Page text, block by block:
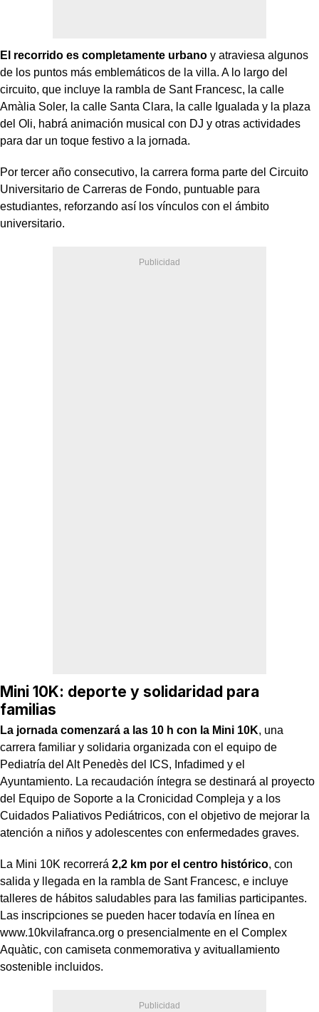
El recorrido es completamente urbano y atraviesa algunos
de los puntos más emblemáticos de la villa. A lo largo del
circuito, que incluye la rambla de Sant Francesc, la calle
Amàlia Soler, la calle Santa Clara, la calle Igualada y la plaza
del Oli, habrá animación musical con DJ y otras actividades
para dar un toque festivo a la jornada.
Por tercer año consecutivo, la carrera forma parte del Circuito
Universitario de Carreras de Fondo, puntuable para
estudiantes, reforzando así los vínculos con el ámbito
universitario.
Mini 10K: deporte y solidaridad para
familias
La jornada comenzará a las 10 h con la Mini 10K, una
carrera familiar y solidaria organizada con el equipo de
Pediatría del Alt Penedès del ICS, Infadimed y el
Ayuntamiento. La recaudación íntegra se destinará al proyecto
del Equipo de Soporte a la Cronicidad Compleja y a los
Cuidados Paliativos Pediátricos, con el objetivo de mejorar la
atención a niños y adolescentes con enfermedades graves.
La Mini 10K recorrerá 2,2 km por el centro histórico, con
salida y llegada en la rambla de Sant Francesc, e incluye
talleres de hábitos saludables para las familias participantes.
Las inscripciones se pueden hacer todavía en línea en
www.10kvilafranca.org o presencialmente en el Complex
Aquàtic, con camiseta conmemorativa y avituallamiento
sostenible incluidos.